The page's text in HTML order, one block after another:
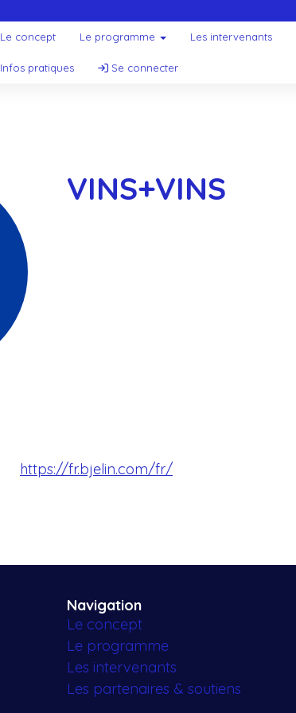
Le concept Le programme Les intervenants
Infos pratiques Se connecter
VINS+VINS
https://fr.bjelin.com/fr/
Navigation
Le concept
Le programme
Les intervenants
Les partenaires & soutiens